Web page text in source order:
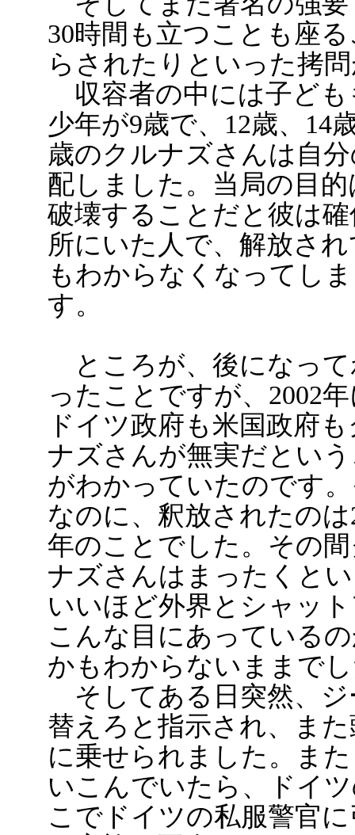
30時間も立つことも座
らされたりといった拷
収容者の中には子ども
少年が9歳で、12歳、14
歳のクルナズさんは自
配しました。当局の目
破壊することだと彼は
所にいた人で、解放さ
もわからなくなってし
す。
ところが、後になって
ったことですが、2002
ドイツ政府も米国政府
ナズさんが無実だとい
がわかっていたのです
なのに、釈放されたのは
年のことでした。その
ナズさんはまったくと
いいほど外界とシャッ
こんな目にあっている
かもわからないままで
そしてある日突然、ジ
替えろと指示され、ま
に乗せられました。ま
いこんでいたら、ドイ
こでドイツの私服警官